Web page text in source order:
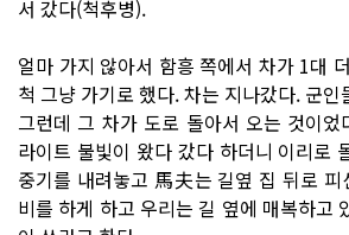
서 갔다(척후병).
얼마 가지 않아서 함흥 쪽에서 차가 1대
척 그냥 가기로 했다. 차는 지나갔다. 군
그런데 그 차가 도로 돌아서 오는 것이
라이트 불빛이 왔다 갔다 하더니 이리로
중기를 내려놓고 馬夫는 길옆 집 뒤로 피
비를 하게 하고 우리는 길 옆에 매복하고